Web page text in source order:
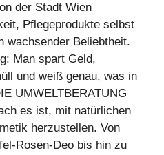
der Stadt Wien
Pflegeprodukte selbst
wachsender Beliebtheit.
Man spart Geld,
und weiß genau, was in
UMWELTBERATUNG
es ist, mit natürlichen
herzustellen. Von
Rosen-Deo bis hin zu